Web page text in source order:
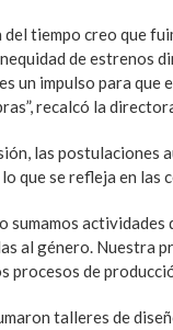
del tiempo creo que
de estrenos
un impulso para
recalcó la
las postulaciones
que se refleja en las
sumamos
al género. Nuestra
procesos de
talleres de